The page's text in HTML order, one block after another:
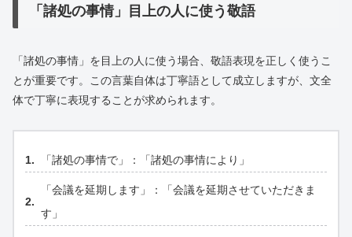
「諸処の事情」目上の人に使う敬語
「諸処の事情」を目上の人に使う場合、敬語表現を正しく使うこ
とが重要です。この言葉自体は丁寧語として成立しますが、文全
体で丁寧に表現することが求められます。
「諸処の事情で」：「諸処の事情により」
「会議を延期します」：「会議を延期させていただきま
す」